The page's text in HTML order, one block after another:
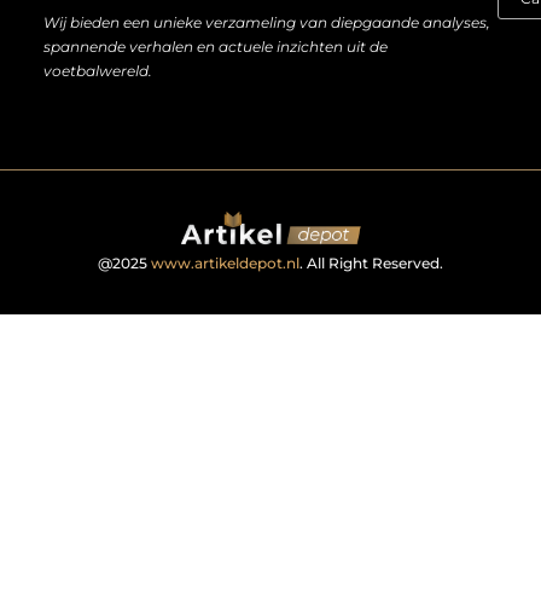
Wij bieden een unieke verzameling van diepgaande analyses,
spannende verhalen en actuele inzichten uit de
voetbalwereld.
@2025 www.artikeldepot.nl. All Right Reserved.